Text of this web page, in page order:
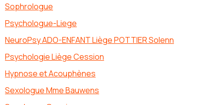
Sophrologue
Psychologue-Liege
NeuroPsy ADO-ENFANT Liège POTTIER Solenn
Psychologie Liège Cession
Hypnose et Acouphènes
Sexologue Mme Bauwens